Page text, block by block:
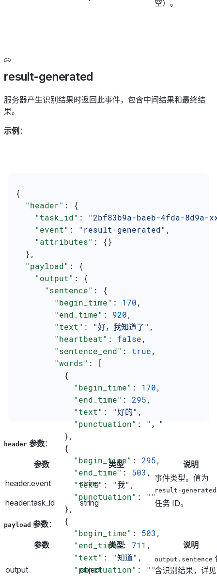
空）。
result-generated
服务器产生识别结果时返回此事件，包含中间结果和最终结
果。
示例 ：
{
  "header"
: {
    "task_id"
: "2bf83b9a-baeb-4fda-8d9a-
    "event"
: "result-generated" ,
    "attributes"
: {}
  },
  "payload"
: {
    "output"
: {
      "sentence"
: {
        "begin_time"
: 170,
        "end_time"
: 920,
        "text"
: "好，我知道了" ,
        "heartbeat"
: false,
        "sentence_end"
: true,
        "words"
: [
          {
            "begin_time"
: 170,
            "end_time"
: 295,
            "text"
: "好的" ,
            "punctuation"
: "，"
          },
          {
            "begin_time"
: 295,
            "end_time"
: 503 ,
            "text"
: "我" ,
            "punctuation"
: ""
          },
          {
            "begin_time"
: 503 ,
            "end_time"
: 711 ,
            "text"
: "知道" ,
            "punctuation"
: ""
header 参数：
参数 类型
说明
header.event
string
事件类型。值为
result-generated
header.task_id
string 任务 ID。
payload 参数：
参数 类型 说明
output object
output.sentence
含识别结果，详